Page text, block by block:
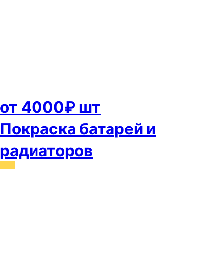
от 4000₽ шт
Покраска батарей и
радиаторов